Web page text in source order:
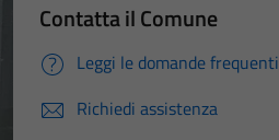
Contatta il Comune
Leggi le domande frequenti
Richiedi assistenza